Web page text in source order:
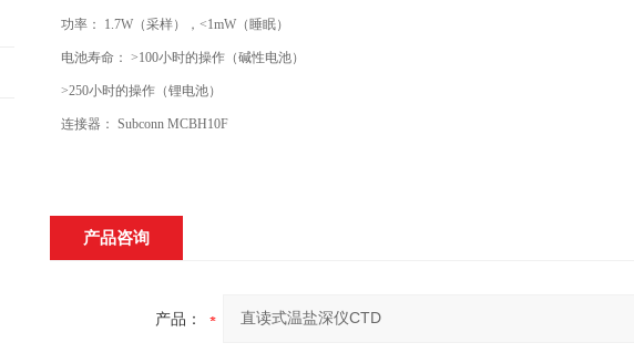
功率： 1.7W（采样），<1mW（睡眠）
电池寿命： >100小时的操作（碱性电池）
>250小时的操作（锂电池）
连接器： Subconn MCBH10F
产品咨询
产品：